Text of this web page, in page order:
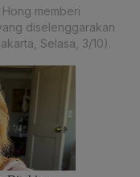
memberi
diselenggarakan
Selasa, 3/10).